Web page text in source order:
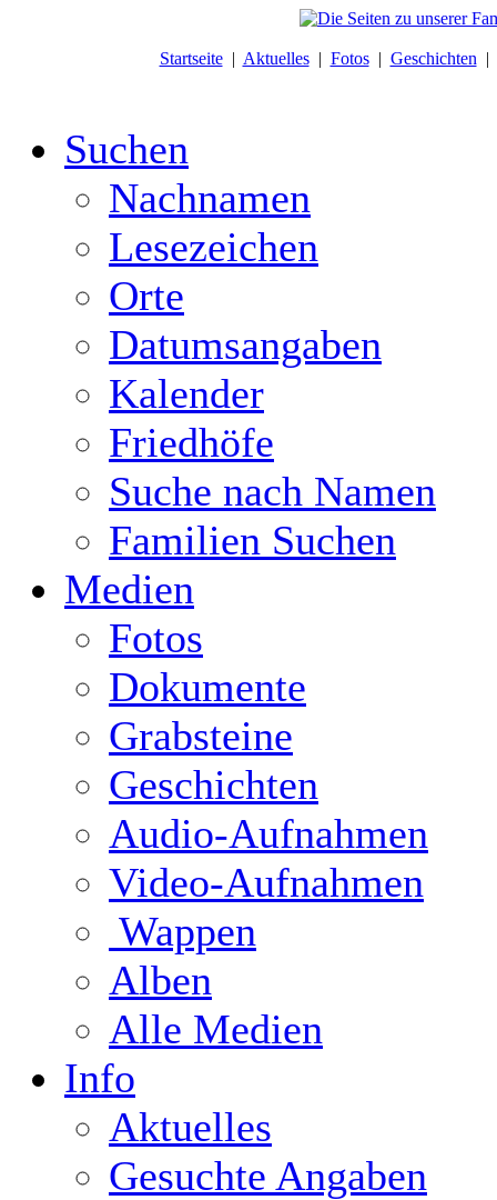
Startseite| Aktuelles| Fotos| Geschichten |
Suchen
Nachnamen
Lesezeichen
Orte
Datumsangaben
Kalender
Friedhöfe
Suche nach Namen
Familien Suchen
Medien
Fotos
Dokumente
Grabsteine
Geschichten
Audio-Aufnahmen
Video-Aufnahmen
Wappen
Alben
Alle Medien
Info
Aktuelles
Gesuchte Angaben